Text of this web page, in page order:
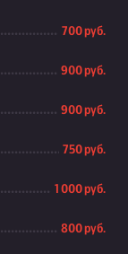
700 руб.
900 руб.
900 руб.
750 руб.
1 000 руб.
800 руб.